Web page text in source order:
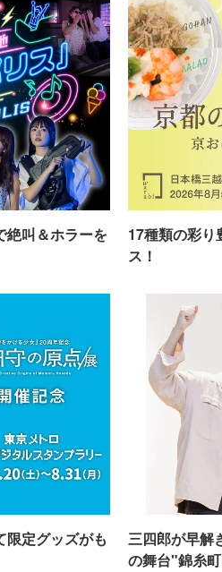
絶叫＆ホラーを
17種類の彩り
ス！
限定グッズがも
三四郎が早解
の舞台"錦糸